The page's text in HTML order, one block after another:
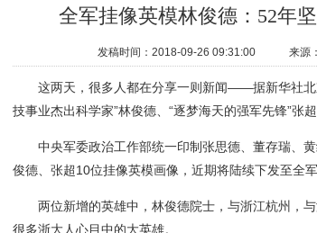
全军挂像英模林俊德：52年
发稿时间： 2018-09-26 09:31:00 来源：
这两天，很多人都在分享一则新闻——据新华社北
技事业杰出科学家”林俊德、“逐梦海天的强军先锋”张
中央军委政治工作部统一印制张思德、董存瑞、黄
俊德、张超10位挂像英模画像，近期将陆续下发至全军
两位新增的英雄中，林俊德院士，与浙江杭州，与
很多浙大人心目中的大英雄。